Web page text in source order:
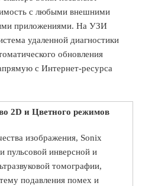
с любыми внешними
приложениями. На УЗИ
удаленной диагностики
обновления
с Интернет-ресурса
2D и Цветного режимов
изображения, Sonix
пульсовой инверсной и
томографии,
подавления помех и